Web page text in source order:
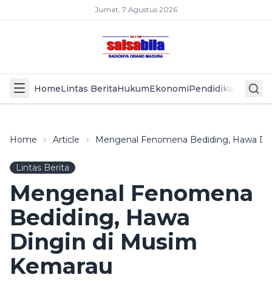
Jumat, 7 Agustus 2026
HomeLintas BeritaHukumEkonomiPendidikan Politik
Home Article Mengenal Fenomena Bediding, Hawa
Lintas Berita
Mengenal Fenomena
Bediding, Hawa
Dingin di Musim
Kemarau